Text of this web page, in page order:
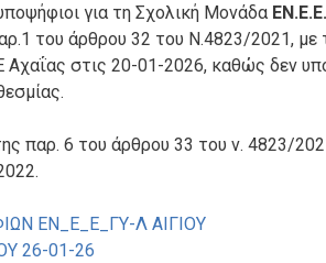
για τη Σχολική Μονάδα
του άρθρου 32 του Ν.4823/2021, με
Αχαΐας στις 20-01-2026, καθώς δεν
παρ. 6 του άρθρου 33 του ν. 4823/
ΕΝ_Ε_Ε_ΓΥ-Λ ΑΙΓΙΟΥ
26-01-26